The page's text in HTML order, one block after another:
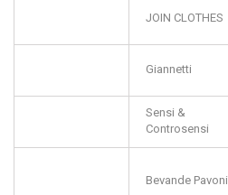
JOIN CLOTHES
Giannetti
Sensi &
Controsensi
Bevande Pavoni